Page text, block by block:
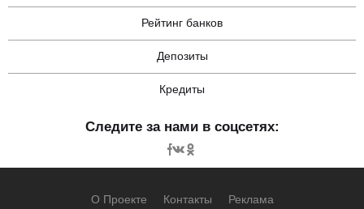
Рейтинг банков
Депозиты
Кредиты
Следите за нами в соцсетях:
О Проекте Контакты Реклама